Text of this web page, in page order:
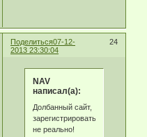
Поделиться 24
07-12-
2013 23:30:04
NAV
написал(а):
Долбанный сайт,
зарегистрироваться
не реально!